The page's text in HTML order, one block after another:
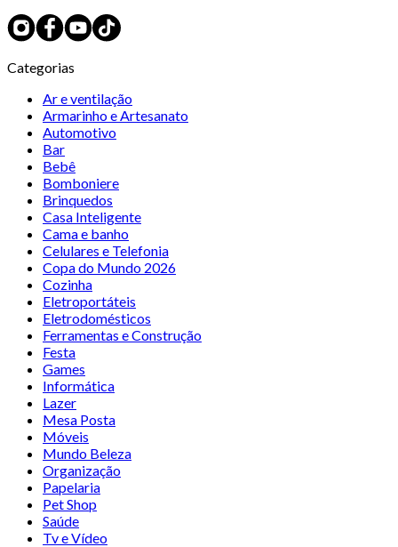
Categorias
Ar e ventilação
Armarinho e Artesanato
Automotivo
Bar
Bebê
Bomboniere
Brinquedos
Casa Inteligente
Cama e banho
Celulares e Telefonia
Copa do Mundo 2026
Cozinha
Eletroportáteis
Eletrodomésticos
Ferramentas e Construção
Festa
Games
Informática
Lazer
Mesa Posta
Móveis
Mundo Beleza
Organização
Papelaria
Pet Shop
Saúde
Tv e Vídeo